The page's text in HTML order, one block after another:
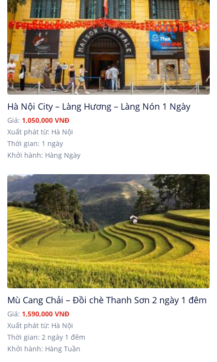
Hà Nội City – Làng Hương – Làng Nón 1 Ngày
Giá: 1,050,000 VNĐ
Xuất phát từ: Hà Nội
Thời gian: 1 ngày
Khởi hành: Hàng Ngày
Mù Cang Chải – Đồi chè Thanh Sơn 2 ngày 1 đêm
Giá: 1,590,000 VNĐ
Xuất phát từ: Hà Nội
Thời gian: 2 ngày 1 đêm
Khởi hành: Hàng Tuần